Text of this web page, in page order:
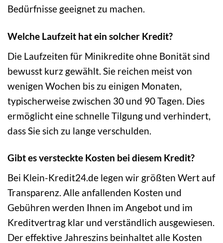
Bedürfnisse geeignet zu machen.
Welche Laufzeit hat ein solcher Kredit?
Die Laufzeiten für Minikredite ohne Bonität sind
bewusst kurz gewählt. Sie reichen meist von
wenigen Wochen bis zu einigen Monaten,
typischerweise zwischen 30 und 90 Tagen. Dies
ermöglicht eine schnelle Tilgung und verhindert,
dass Sie sich zu lange verschulden.
Gibt es versteckte Kosten bei diesem Kredit?
Bei Klein-Kredit24.de legen wir größten Wert auf
Transparenz. Alle anfallenden Kosten und
Gebühren werden Ihnen im Angebot und im
Kreditvertrag klar und verständlich ausgewiesen.
Der effektive Jahreszins beinhaltet alle Kosten